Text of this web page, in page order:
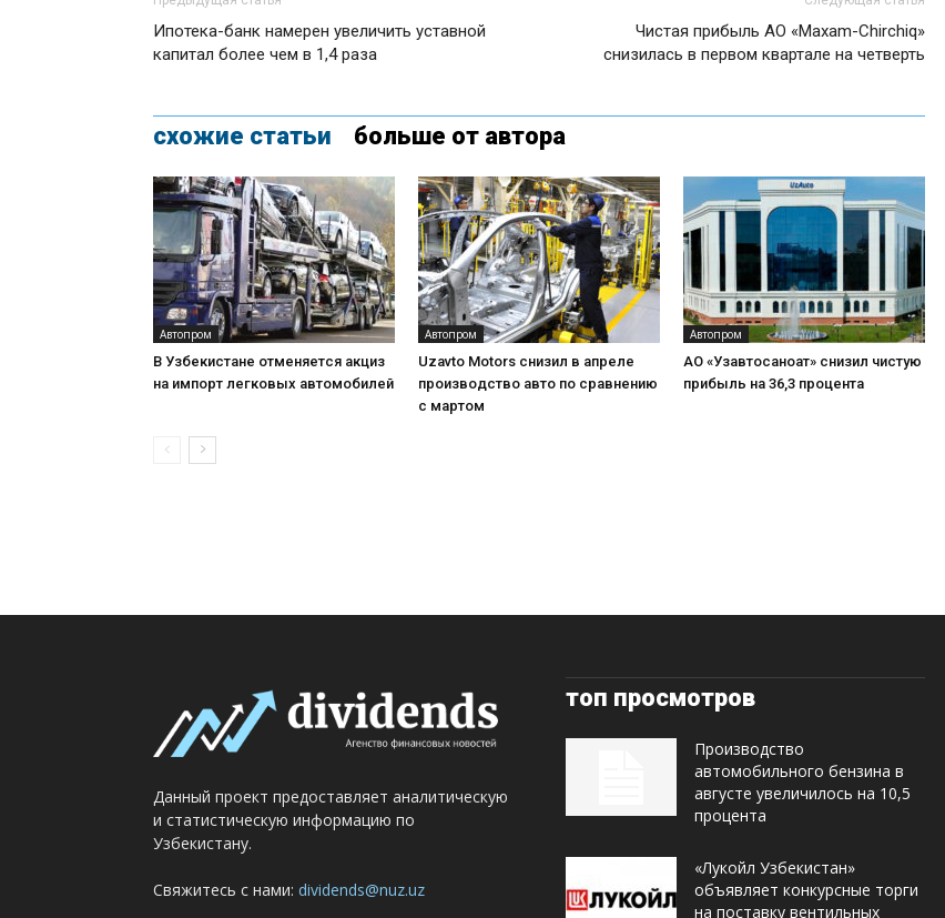
Ипотека-банк намерен увеличить уставной
капитал более чем в 1,4 раза
Чистая прибыль АО «Maxam-Chirchiq»
снизилась в первом квартале на четверть
схожие статьи больше от автора
Автопром
В Узбекистане отменяется акциз
на импорт легковых автомобилей
Автопром
Uzavto Motors снизил в апреле
производство авто по сравнению
с мартом
Автопром
АО «Узавтосаноат» снизил чистую
прибыль на 36,3 процента
Данный проект предоставляет аналитическую
и статистическую информацию по
Узбекистану.
Свяжитесь с нами: dividends@nuz.uz
топ просмотров
Производство
автомобильного бензина в
августе увеличилось на 10,5
процента
«Лукойл Узбекистан»
объявляет конкурсные торги
на поставку вентильных